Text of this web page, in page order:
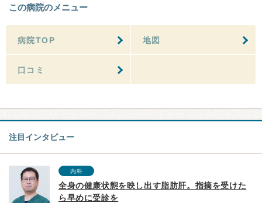
この病院のメニュー
病院TOP 地図
口コミ
注目インタビュー
内科
全身の健康状態を映し出す脂肪肝。指摘を受けた
ら早めに受診を